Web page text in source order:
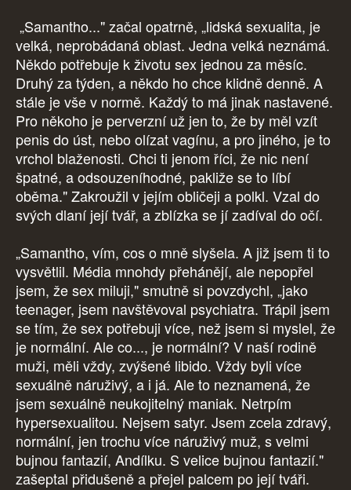
„Samantho..." začal opatrně, „lidská sexualita, je
velká, neprobádaná oblast. Jedna velká neznámá.
Někdo potřebuje k životu sex jednou za měsíc.
Druhý za týden, a někdo ho chce klidně denně. A
stále je vše v normě. Každý to má jinak nastavené.
Pro někoho je perverzní už jen to, že by měl vzít
penis do úst, nebo olízat vagínu, a pro jiného, je to
vrchol blaženosti. Chci ti jenom říci, že nic není
špatné, a odsouzeníhodné, pakliže se to líbí
oběma." Zakroužil v jejím obličeji a polkl. Vzal do
svých dlaní její tvář, a zblízka se jí zadíval do očí.
„Samantho, vím, cos o mně slyšela. A již jsem ti to
vysvětlil. Média mnohdy přehánějí, ale nepopřel
jsem, že sex miluji," smutně si povzdychl, „jako
teenager, jsem navštěvoval psychiatra. Trápil jsem
se tím, že sex potřebuji více, než jsem si myslel, že
je normální. Ale co..., je normální? V naší rodině
muži, měli vždy, zvýšené libido. Vždy byli více
sexuálně náruživý, a i já. Ale to neznamená, že
jsem sexuálně neukojitelný maniak. Netrpím
hypersexualitou. Nejsem satyr. Jsem zcela zdravý,
normální, jen trochu více náruživý muž, s velmi
bujnou fantazií, Andílku. S velice bujnou fantazií."
zašeptal přidušeně a přejel palcem po její tváři.